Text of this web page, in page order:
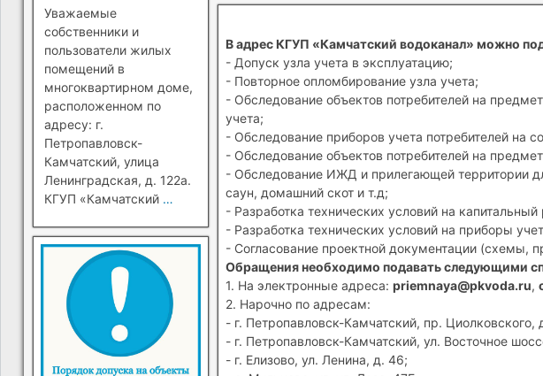
В адрес КГУП «Камчатский водоканал» можно
- Допуск узла учета в эксплуатацию;
- Повторное опломбирование узла учета;
- Обследование объектов потребителей на
учета;
- Обследование приборов учета потребителей на
- Обследование объектов потребителей на
- Обследование ИЖД и прилегающей территории
саун, домашний скот и т.д;
- Разработка технических условий на
- Разработка технических условий на приборы
- Согласование проектной документации (схемы,
Обращения необходимо подавать следующими
1. На электронные адреса: priemnaya@pkvoda.ru,
2. Нарочно по адресам:
- г. Петропавловск-Камчатский, пр. Циолковского,
- г. Петропавловск-Камчатский, ул. Восточное
- г. Елизово, ул. Ленина, д. 46;
перехода на прямые
платежи (г.
Петропавловск-
Камчатский)
Уважаемые
собственники и
пользователи жилых
помещений в
многоквартирном доме,
расположенном по
адресу: г.
Петропавловск-
Камчатский, улица
Ленинградская, д. 122а.
КГУП «Камчатский …